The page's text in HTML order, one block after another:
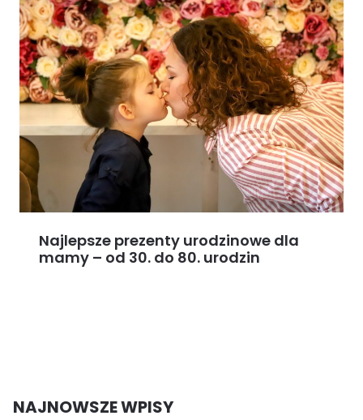
Najlepsze prezenty urodzinowe dla
mamy – od 30. do 80. urodzin
NAJNOWSZE WPISY